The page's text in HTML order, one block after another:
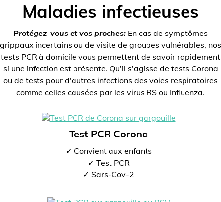
Maladies infectieuses
Protégez-vous et vos proches: En cas de symptômes
grippaux incertains ou de visite de groupes vulnérables, nos
tests PCR à domicile vous permettent de savoir rapidement
si une infection est présente. Qu'il s'agisse de tests Corona
ou de tests pour d'autres infections des voies respiratoires
comme celles causées par les virus RS ou Influenza.
Test PCR Corona
✓ Convient aux enfants
✓ Test PCR
✓ Sars-Cov-2